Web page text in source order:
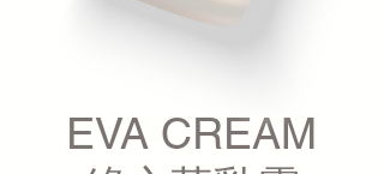
EVA CREAM